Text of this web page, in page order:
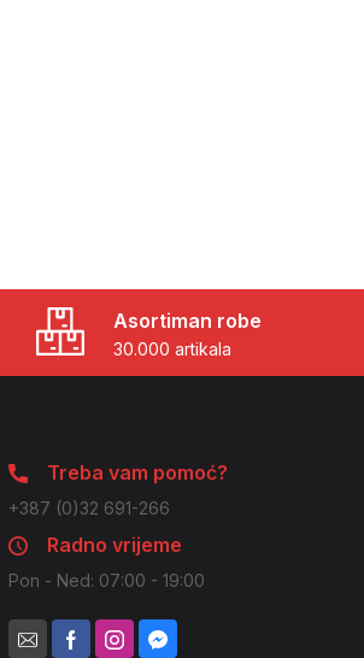
Asortiman robe
30.000 artikala
Treba vam pomoć?
+387 (0)32 691-266
Radno vrijeme
Pon - Ned: 07:00 - 19:00